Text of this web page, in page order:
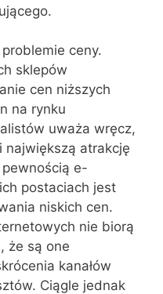
ceny.
sklepów
cen niższych
na rynku
uważa wręcz,
atrakcję
e-
postaciach jest
niskich cen.
nie biorą
że są one
kanałów
Ciągle jednak